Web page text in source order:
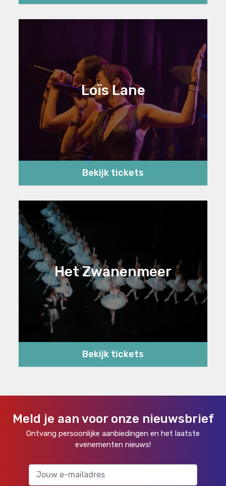
Loïs Lane
Bekijk tickets
Het Zwanenmeer
Bekijk tickets
Meld je aan voor onze nieuwsbrief
Ontvang persoonlijke aanbiedingen en het laatste
evenementen nieuws!